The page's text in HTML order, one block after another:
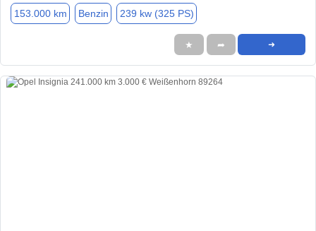
153.000 km Benzin 239 kw (325 PS)
★ ➦ ➜